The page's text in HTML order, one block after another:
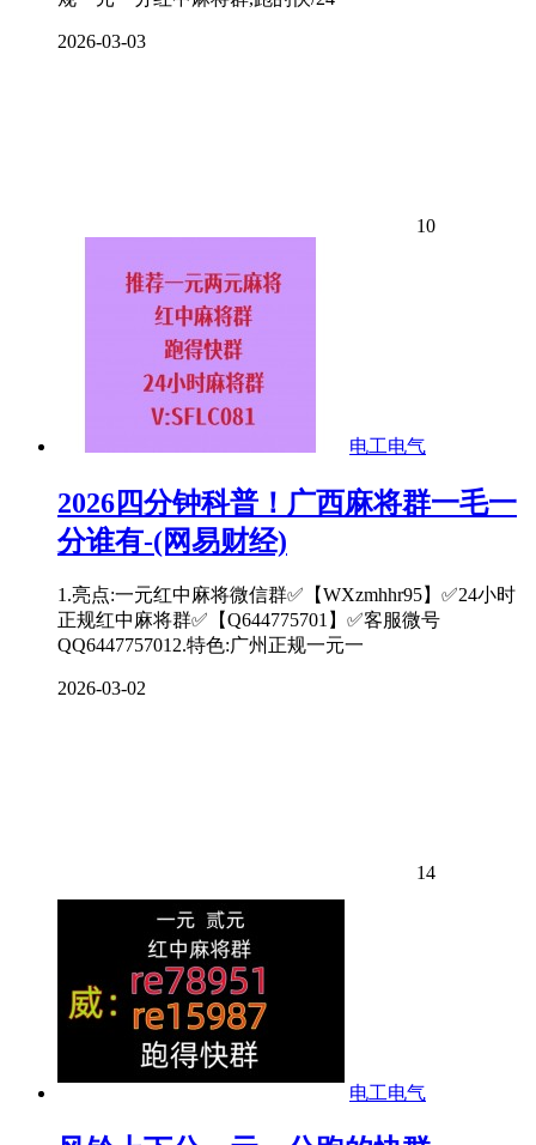
2026-03-03
10
电工电气
2026四分钟科普！广西麻将群一毛一
分谁有-(网易财经)
1.亮点:一元红中麻将微信群✅【WXzmhhr95】✅24小时
正规红中麻将群✅【Q644775701】✅客服微号
QQ6447757012.特色:广州正规一元一
2026-03-02
14
电工电气